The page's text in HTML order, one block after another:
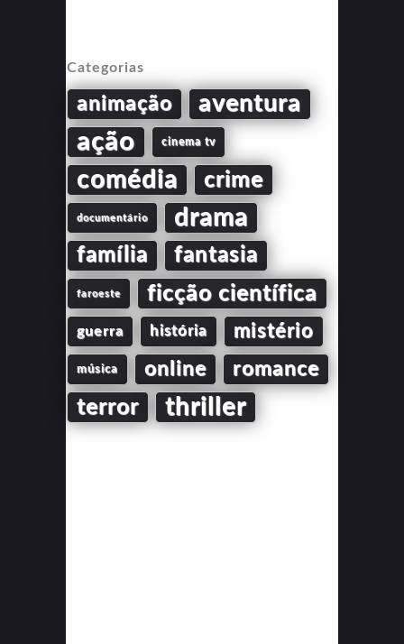
Categorias
animação aventura
ação cinema tv
comédia crime
documentário drama
família fantasia
faroeste ficção científica
guerra história mistério
música online romance
terror thriller